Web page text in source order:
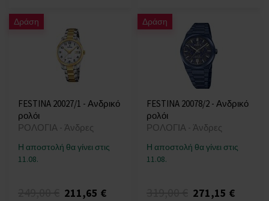
Δράση
FESTINA 20027/1 - Ανδρικό
ρολόι
ΡΟΛΟΓΙΑ - Άνδρες
Η αποστολή θα γίνει στις
11.08.
211,65 €
Δράση
FESTINA 20078/2 - Ανδρικό
ρολόι
ΡΟΛΟΓΙΑ - Άνδρες
Η αποστολή θα γίνει στις
11.08.
271,15 €